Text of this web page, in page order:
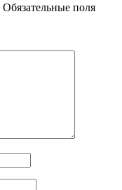
Обязательные поля